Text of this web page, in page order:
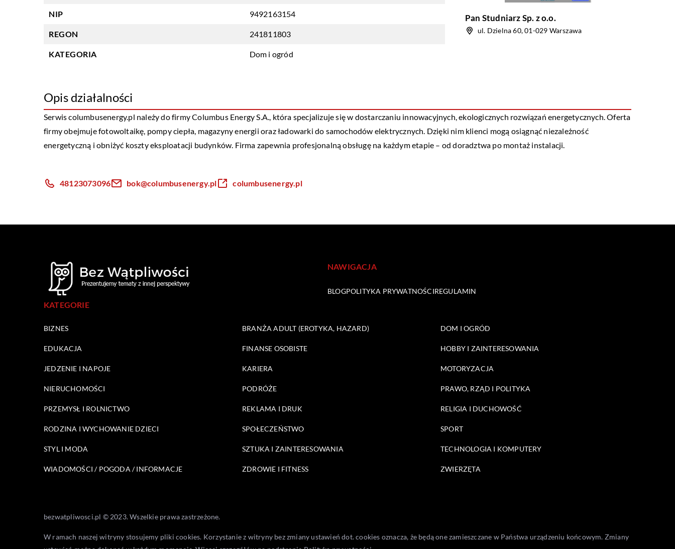
NIP 9492163154
REGON 241811803
KATEGORIA Dom i ogród
Pan Studniarz Sp. z o.o.
ul. Dzielna 60, 01-029 Warszawa
Opis działalności
Serwis columbusenergy.pl należy do firmy Columbus Energy S.A., która specjalizuje się w dostarczaniu innowacyjnych, ekologicznych rozwiązań energetycznych. Oferta
firmy obejmuje fotowoltaikę, pompy ciepła, magazyny energii oraz ładowarki do samochodów elektrycznych. Dzięki nim klienci mogą osiągnąć niezależność
energetyczną i obniżyć koszty eksploatacji budynków. Firma zapewnia profesjonalną obsługę na każdym etapie – od doradztwa po montaż instalacji.
48123073096 bok@columbusenergy.pl columbusenergy.pl
NAWIGACJA
BLOGPOLITYKA PRYWATNOŚCIREGULAMIN
KATEGORIE
BIZNES BRANŻA ADULT (EROTYKA, HAZARD) DOM I OGRÓD
EDUKACJA FINANSE OSOBISTE HOBBY I ZAINTERESOWANIA
JEDZENIE I NAPOJE KARIERA MOTORYZACJA
NIERUCHOMOŚCI PODRÓŻE PRAWO, RZĄD I POLITYKA
PRZEMYSŁ I ROLNICTWO REKLAMA I DRUK RELIGIA I DUCHOWOŚĆ
RODZINA I WYCHOWANIE DZIECI SPOŁECZEŃSTWO SPORT
STYL I MODA SZTUKA I ZAINTERESOWANIA TECHNOLOGIA I KOMPUTERY
WIADOMOŚCI / POGODA / INFORMACJE ZDROWIE I FITNESS ZWIERZĘTA
bezwatpliwosci.pl © 2023. Wszelkie prawa zastrzeżone.
W ramach naszej witryny stosujemy pliki cookies. Korzystanie z witryny bez zmiany ustawień dot. cookies oznacza, że będą one zamieszczane w Państwa urządzeniu końcowym. Zmiany